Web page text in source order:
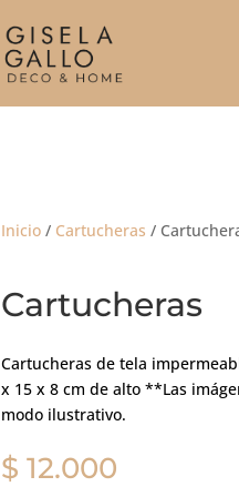
Inicio / Cartucheras /
Cartucheras
Cartucheras de tela
x 15 x 8 cm de alto **Las
modo ilustrativo.
$ 12.000